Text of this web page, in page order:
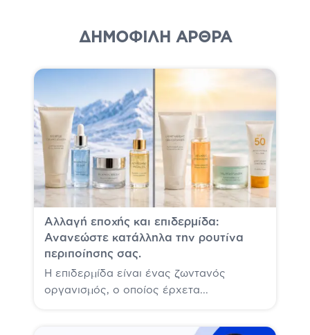
ΔΗΜΟΦΙΛΗ ΆΡΘΡΑ
Αλλαγή εποχής και επιδερμίδα:
Ανανεώστε κατάλληλα την ρουτίνα
περιποίησης σας.
Η επιδερμίδα είναι ένας ζωντανός
οργανισμός, ο οποίος έρχετα...